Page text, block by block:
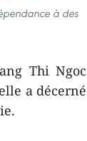
à des
Thi Ngoc
a décerné